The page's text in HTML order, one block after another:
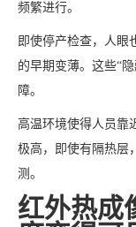
频繁进行。
即使停产检查，人眼
的早期变薄。这些“
障。
高温环境使得人员靠
极高，即使有隔热层
测。
红外热成